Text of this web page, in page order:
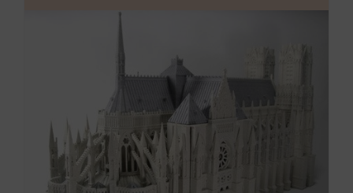
παραλλαγές.
επιλογές
μπορούν
να
επιλεγούν
στη